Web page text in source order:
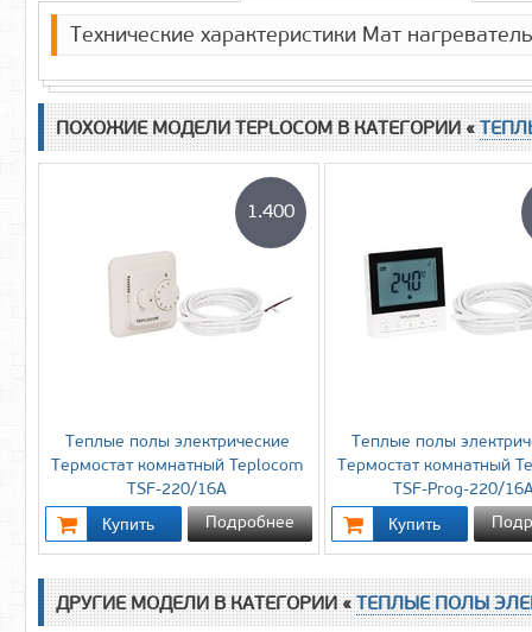
Технические характеристики Мат
ПОХОЖИЕ МОДЕЛИ TEPLOCOM В КАТЕГОРИИ «
Теплые полы электрические
Термостат комнатный Teplocom
TSF-220/16A
1.400
Подробнее
Теплые полы
Термостат комнатный
TSF-Prog-220/
ДРУГИЕ МОДЕЛИ В КАТЕГОРИИ «ТЕПЛЫЕ ПОЛЫ